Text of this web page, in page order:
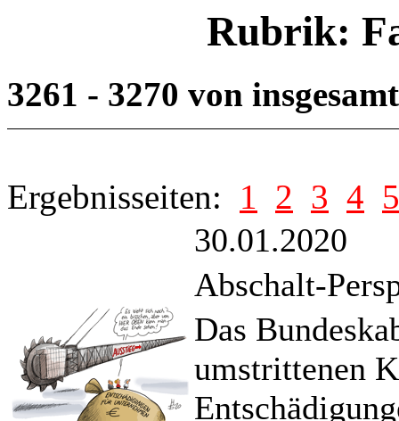
Rubrik:
3261 - 3270 von
Ergebnisseiten: 1 2 3 4 5
30.01.2020
Abschalt-
Das
umstrittenen